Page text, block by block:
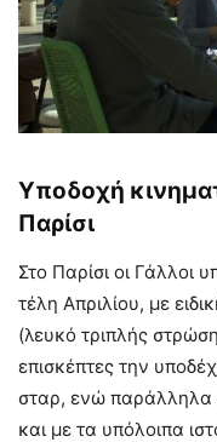
Υποδοχή
Παρίσι
Στο Παρίσι οι Γάλλοι
τέλη Απριλίου, με
(λευκό τριπλής
επισκέπτες την
σταρ, ενώ
και με τα υπόλοιπα